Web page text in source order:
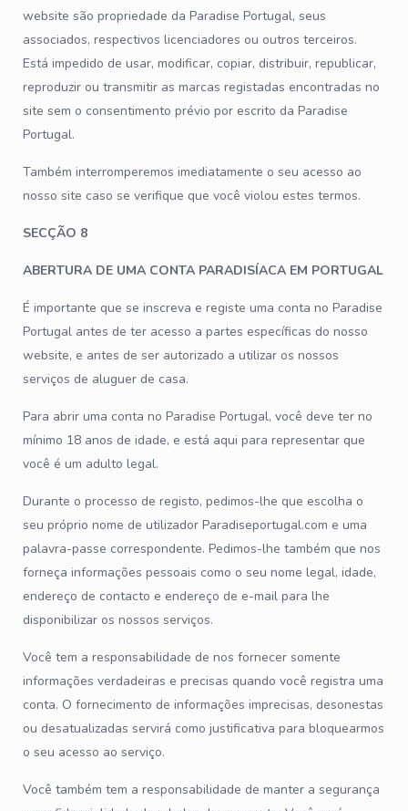
website são propriedade da Paradise Portugal, seus
associados, respectivos licenciadores ou outros terceiros.
Está impedido de usar, modificar, copiar, distribuir, republicar,
reproduzir ou transmitir as marcas registadas encontradas no
site sem o consentimento prévio por escrito da Paradise
Portugal.
Também interromperemos imediatamente o seu acesso ao
nosso site caso se verifique que você violou estes termos.
SECÇÃO 8
ABERTURA DE UMA CONTA PARADISÍACA EM PORTUGAL
É importante que se inscreva e registe uma conta no Paradise
Portugal antes de ter acesso a partes específicas do nosso
website, e antes de ser autorizado a utilizar os nossos
serviços de aluguer de casa.
Para abrir uma conta no Paradise Portugal, você deve ter no
mínimo 18 anos de idade, e está aqui para representar que
você é um adulto legal.
Durante o processo de registo, pedimos-lhe que escolha o
seu próprio nome de utilizador Paradiseportugal.com e uma
palavra-passe correspondente. Pedimos-lhe também que nos
forneça informações pessoais como o seu nome legal, idade,
endereço de contacto e endereço de e-mail para lhe
disponibilizar os nossos serviços.
Você tem a responsabilidade de nos fornecer somente
informações verdadeiras e precisas quando você registra uma
conta. O fornecimento de informações imprecisas, desonestas
ou desatualizadas servirá como justificativa para bloquearmos
o seu acesso ao serviço.
Você também tem a responsabilidade de manter a segurança